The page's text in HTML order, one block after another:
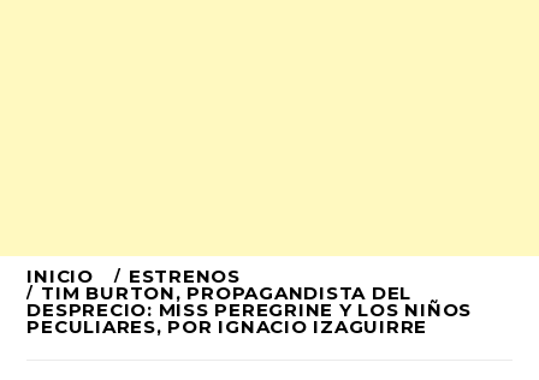
Ir
al
INICIO ESTRENOS
TIM BURTON, PROPAGANDISTA DEL
DESPRECIO: MISS PEREGRINE Y LOS NIÑOS
PECULIARES, POR IGNACIO IZAGUIRRE